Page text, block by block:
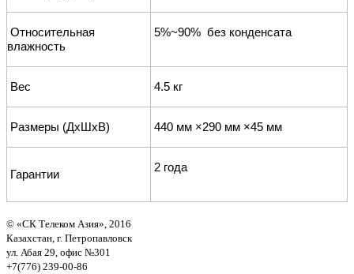
Относительная
влажность
5%~90% без конденсата
Вес 4.5 кг
Размеры (ДхШхВ) 440 мм ×290 мм ×45 мм
Гарантии
2 года
© «СК Телеком Азия», 2016
Казахстан, г. Петропавловск
ул. Абая 29, офис №301
+7(776) 239-00-86